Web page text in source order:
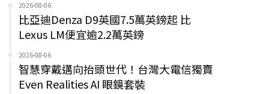
2026-08-06
比亞迪Denza D9英國7.5萬英鎊起 比
Lexus LM便宜逾2.2萬英鎊
2026-08-06
智慧穿戴邁向抬頭世代！台灣大電信獨賣
Even Realities AI 眼鏡套裝